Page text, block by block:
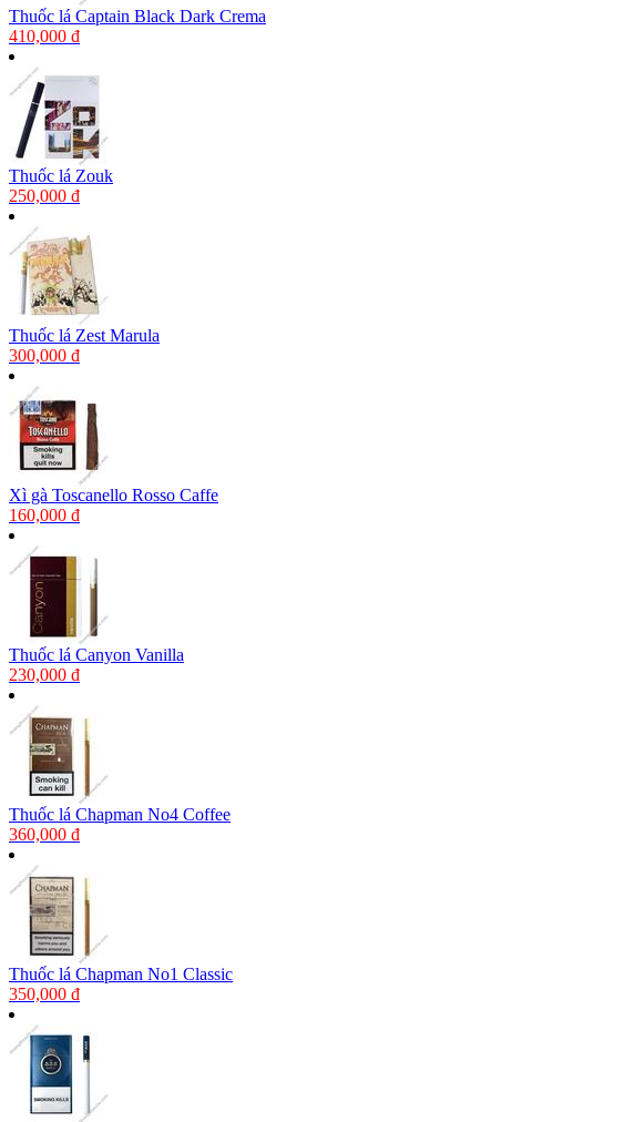
Thuốc lá Captain Black Dark Crema
410,000 đ
Thuốc lá Zouk
250,000 đ
Thuốc lá Zest Marula
300,000 đ
Xì gà Toscanello Rosso Caffe
160,000 đ
Thuốc lá Canyon Vanilla
230,000 đ
Thuốc lá Chapman No4 Coffee
360,000 đ
Thuốc lá Chapman No1 Classic
350,000 đ